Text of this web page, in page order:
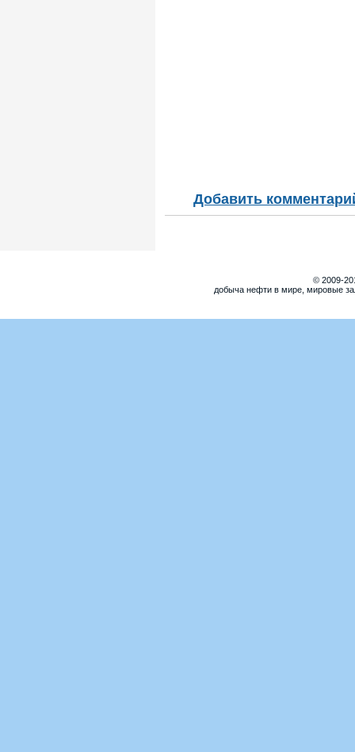
Добавить
© 2009-
добыча нефти в мире, мировые